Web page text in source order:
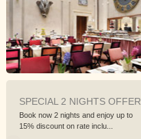
SPECIAL 2 NIGHTS OFFER
Book now 2 nights and enjoy up to
15% discount on rate inclu...